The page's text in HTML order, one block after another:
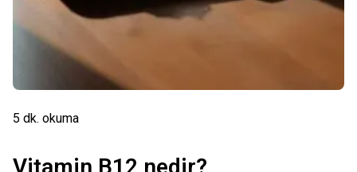
5 dk. okuma
Vitamin B12 nedir?